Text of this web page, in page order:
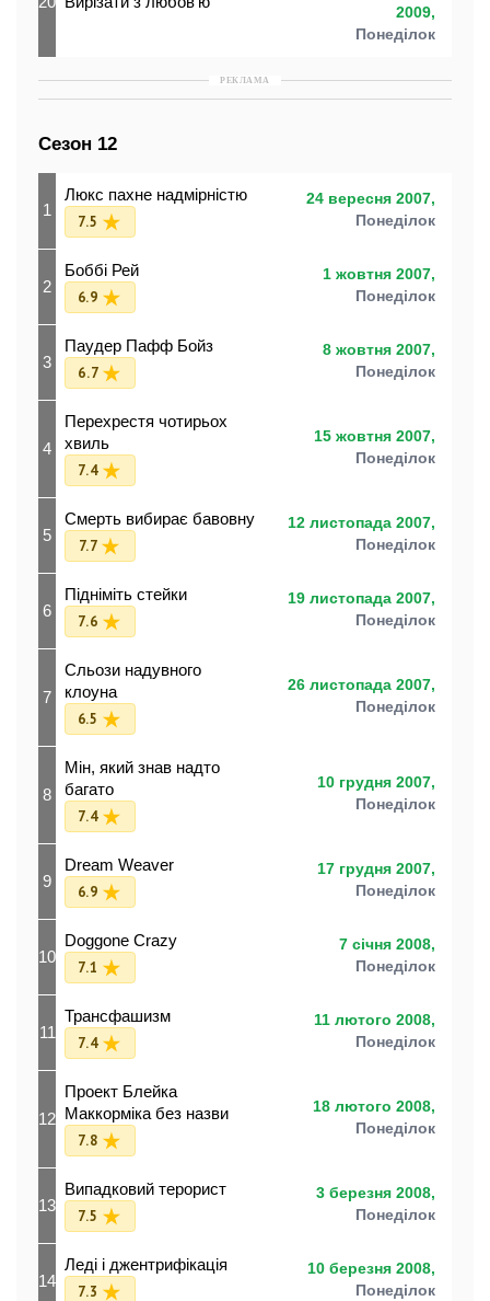
2009,
Понеділок
РЕКЛАМА
Сезон 12
1
Люкс пахне надмірністю
7.5
24 вересня 2007,
Понеділок
2
Боббі Рей
6.9
1 жовтня 2007,
Понеділок
3
Паудер Пафф Бойз
6.7
8 жовтня 2007,
Понеділок
4
Перехрестя чотирьох
хвиль
7.4
15 жовтня 2007,
Понеділок
5
Смерть вибирає бавовну
7.7
12 листопада 2007,
Понеділок
6
Підніміть стейки
7.6
19 листопада 2007,
Понеділок
7
Сльози надувного
клоуна
6.5
26 листопада 2007,
Понеділок
8
Мін, який знав надто
багато
7.4
10 грудня 2007,
Понеділок
9
Dream Weaver
6.9
17 грудня 2007,
Понеділок
10
Doggone Crazy
7.1
7 січня 2008,
Понеділок
11
Трансфашизм
7.4
11 лютого 2008,
Понеділок
12
Проект Блейка
Маккорміка без назви
7.8
18 лютого 2008,
Понеділок
13
Випадковий терорист
7.5
3 березня 2008,
Понеділок
14
Леді і джентрифікація
7.3
10 березня 2008,
Понеділок